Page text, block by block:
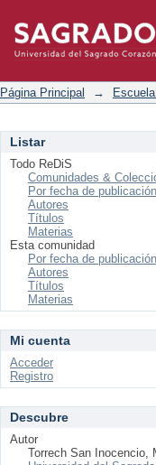
Página Principal →
Listar
Todo ReDiS
Comunidades &
Por fecha de publicación
Autores
Títulos
Materias
Esta comunidad
Por fecha de publicación
Autores
Títulos
Materias
Mi cuenta
Acceder
Registro
Descubre
Autor
Torrech San Inocencio,